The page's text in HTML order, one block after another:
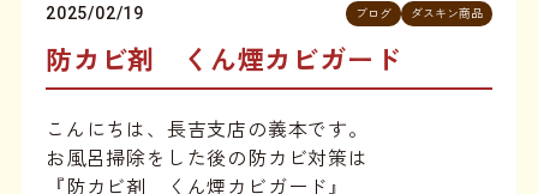
2025/02/19 ブログ ダスキン商品
防カビ剤 くん煙カビガード
こんにちは、長吉支店の義本です。
お風呂掃除をした後の防カビ対策は
『防カビ剤 くん煙カビガード』